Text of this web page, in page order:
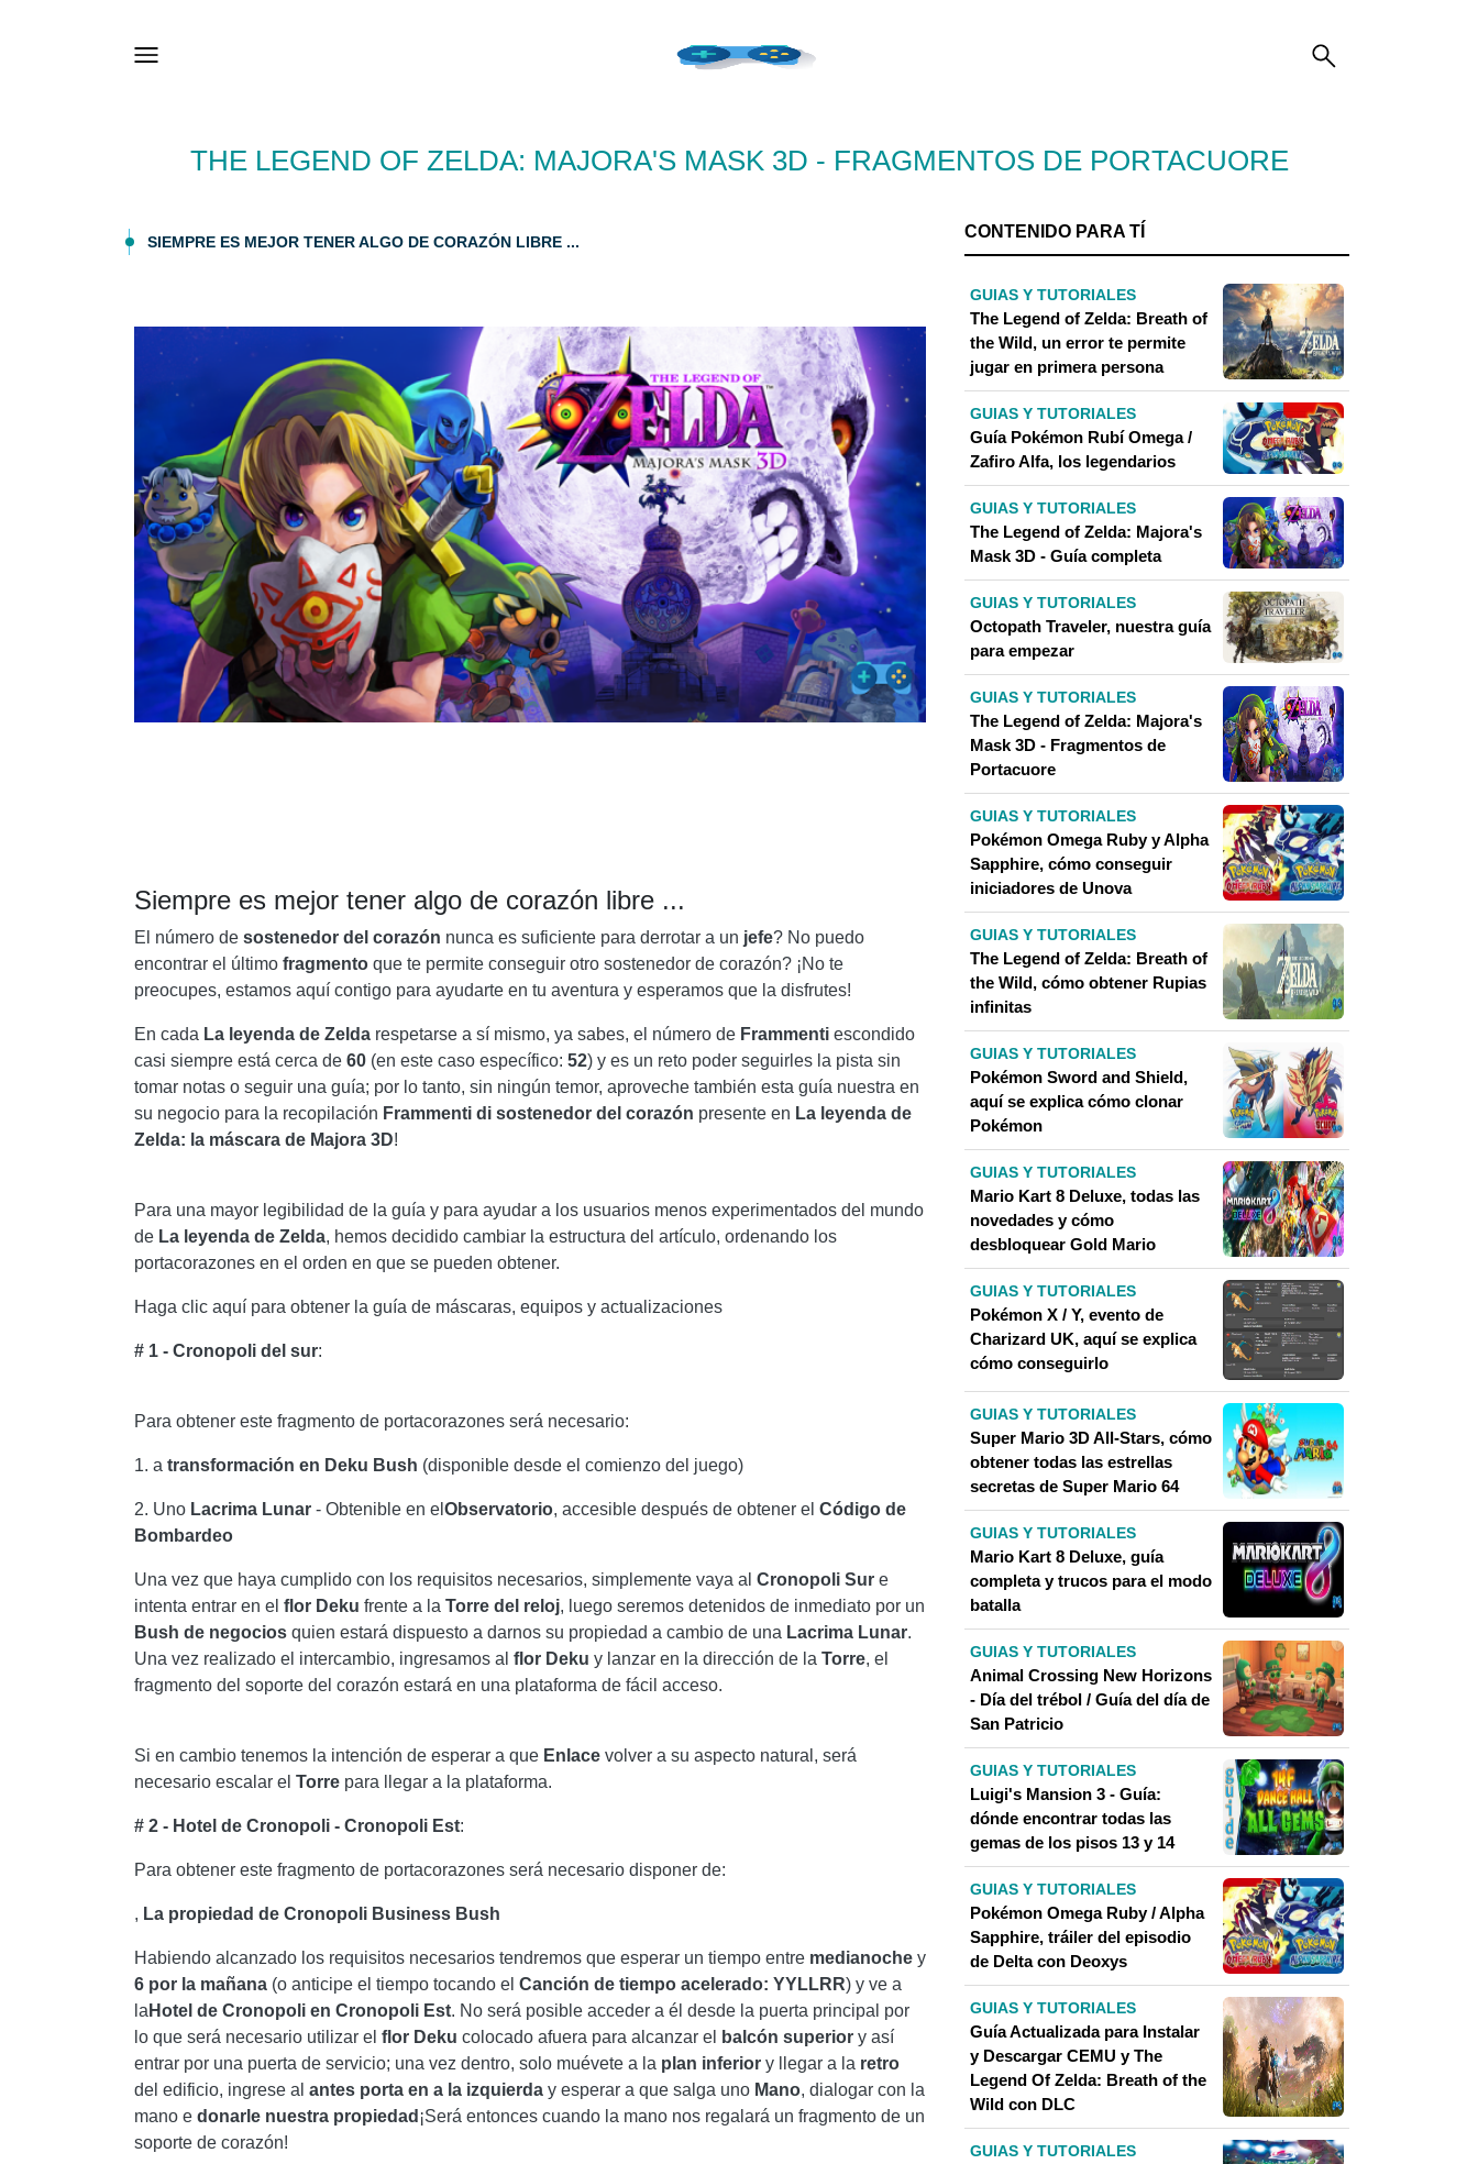
THE LEGEND OF ZELDA: MAJORA'S MASK 3D - FRAGMENTOS DE PORTACUORE
SIEMPRE ES MEJOR TENER ALGO DE CORAZÓN LIBRE ...
Siempre es mejor tener algo de corazón libre ...
El número de sostenedor del corazón nunca es suficiente para derrotar a un jefe? No puedo
encontrar el último fragmento que te permite conseguir otro sostenedor de corazón? ¡No te
preocupes, estamos aquí contigo para ayudarte en tu aventura y esperamos que la disfrutes!
En cada La leyenda de Zelda respetarse a sí mismo, ya sabes, el número de Frammenti escondido
casi siempre está cerca de 60 (en este caso específico: 52) y es un reto poder seguirles la pista sin
tomar notas o seguir una guía; por lo tanto, sin ningún temor, aproveche también esta guía nuestra en
su negocio para la recopilación Frammenti di sostenedor del corazón presente en La leyenda de
Zelda: la máscara de Majora 3D!
Para una mayor legibilidad de la guía y para ayudar a los usuarios menos experimentados del mundo
de La leyenda de Zelda, hemos decidido cambiar la estructura del artículo, ordenando los
portacorazones en el orden en que se pueden obtener.
Haga clic aquí para obtener la guía de máscaras, equipos y actualizaciones
# 1 - Cronopoli del sur:
Para obtener este fragmento de portacorazones será necesario:
1. a transformación en Deku Bush (disponible desde el comienzo del juego)
2. Uno Lacrima Lunar - Obtenible en el Observatorio, accesible después de obtener el Código de
Bombardeo
Una vez que haya cumplido con los requisitos necesarios, simplemente vaya al Cronopoli Sur e
intenta entrar en el flor Deku frente a la Torre del reloj, luego seremos detenidos de inmediato por un
Bush de negocios quien estará dispuesto a darnos su propiedad a cambio de una Lacrima Lunar.
Una vez realizado el intercambio, ingresamos al flor Deku y lanzar en la dirección de la Torre, el
fragmento del soporte del corazón estará en una plataforma de fácil acceso.
Si en cambio tenemos la intención de esperar a que Enlace volver a su aspecto natural, será
necesario escalar el Torre para llegar a la plataforma.
# 2 - Hotel de Cronopoli - Cronopoli Est:
Para obtener este fragmento de portacorazones será necesario disponer de:
, La propiedad de Cronopoli Business Bush
Habiendo alcanzado los requisitos necesarios tendremos que esperar un tiempo entre medianoche y
6 por la mañana (o anticipe el tiempo tocando el Canción de tiempo acelerado: YYLLRR) y ve a
la Hotel de Cronopoli en Cronopoli Est. No será posible acceder a él desde la puerta principal por
lo que será necesario utilizar el flor Deku colocado afuera para alcanzar el balcón superior y así
entrar por una puerta de servicio; una vez dentro, solo muévete a la plan inferior y llegar a la retro
del edificio, ingrese al antes porta en a la izquierda y esperar a que salga uno Mano, dialogar con la
mano e donarle nuestra propiedad ¡Será entonces cuando la mano nos regalará un fragmento de un
soporte de corazón!
CONTENIDO PARA TÍ
GUIAS Y TUTORIALES
The Legend of Zelda: Breath of
the Wild, un error te permite
jugar en primera persona
GUIAS Y TUTORIALES
Guía Pokémon Rubí Omega /
Zafiro Alfa, los legendarios
GUIAS Y TUTORIALES
The Legend of Zelda: Majora's
Mask 3D - Guía completa
GUIAS Y TUTORIALES
Octopath Traveler, nuestra guía
para empezar
GUIAS Y TUTORIALES
The Legend of Zelda: Majora's
Mask 3D - Fragmentos de
Portacuore
GUIAS Y TUTORIALES
Pokémon Omega Ruby y Alpha
Sapphire, cómo conseguir
iniciadores de Unova
GUIAS Y TUTORIALES
The Legend of Zelda: Breath of
the Wild, cómo obtener Rupias
infinitas
GUIAS Y TUTORIALES
Pokémon Sword and Shield,
aquí se explica cómo clonar
Pokémon
GUIAS Y TUTORIALES
Mario Kart 8 Deluxe, todas las
novedades y cómo
desbloquear Gold Mario
GUIAS Y TUTORIALES
Pokémon X / Y, evento de
Charizard UK, aquí se explica
cómo conseguirlo
GUIAS Y TUTORIALES
Super Mario 3D All-Stars, cómo
obtener todas las estrellas
secretas de Super Mario 64
GUIAS Y TUTORIALES
Mario Kart 8 Deluxe, guía
completa y trucos para el modo
batalla
GUIAS Y TUTORIALES
Animal Crossing New Horizons
- Día del trébol / Guía del día de
San Patricio
GUIAS Y TUTORIALES
Luigi's Mansion 3 - Guía:
dónde encontrar todas las
gemas de los pisos 13 y 14
GUIAS Y TUTORIALES
Pokémon Omega Ruby / Alpha
Sapphire, tráiler del episodio
de Delta con Deoxys
GUIAS Y TUTORIALES
Guía Actualizada para Instalar
y Descargar CEMU y The
Legend Of Zelda: Breath of the
Wild con DLC
GUIAS Y TUTORIALES